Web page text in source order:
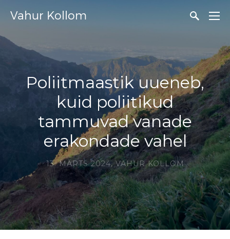
Vahur Kollom
Poliitmaastik uueneb,
kuid poliitikud
tammuvad vanade
erakondade vahel
13. MÄRTS 2024,VAHUR KOLLOM